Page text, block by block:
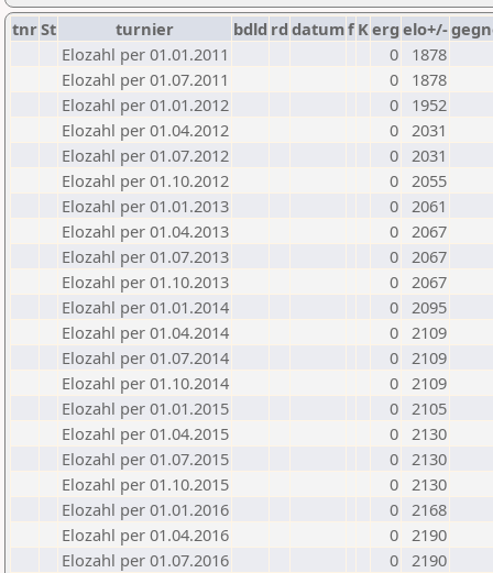
tnrSt turnier bdld rd datumf Kerg elo+/-
Elozahl per 01.01.2011
0
1878
Elozahl per 01.07.2011
0
1878
Elozahl per 01.01.2012
0
1952
Elozahl per 01.04.2012
0 2031
Elozahl per 01.07.2012
0 2031
Elozahl per 01.10.2012
0 2055
Elozahl per 01.01.2013
0 2061
Elozahl per 01.04.2013
0 2067
Elozahl per 01.07.2013
0 2067
Elozahl per 01.10.2013
0 2067
Elozahl per 01.01.2014
0 2095
Elozahl per 01.04.2014
0 2109
Elozahl per 01.07.2014
0 2109
Elozahl per 01.10.2014
0 2109
Elozahl per 01.01.2015
0 2105
Elozahl per 01.04.2015
0 2130
Elozahl per 01.07.2015
0 2130
Elozahl per 01.10.2015
0 2130
Elozahl per 01.01.2016
0 2168
Elozahl per 01.04.2016
0 2190
Elozahl per 01.07.2016
0 2190